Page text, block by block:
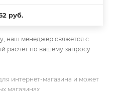
руб.
наш менеджер свяжется с
расчёт по вашему запросу
интернет-магазина и может
магазинах